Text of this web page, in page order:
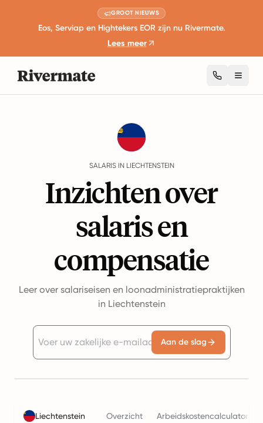
GROOT NIEUWS
Eos, Serviap en Hightekers EOR zijn nu Rivermate.
Lees meer
SALARIS IN LIECHTENSTEIN
Inzichten over
salaris en
compensatie
Leer over salariseisen en loonadministratiepraktijken
in Liechtenstein
Aan de slag
Liechtenstein Overzicht Arbeidskostencalculator